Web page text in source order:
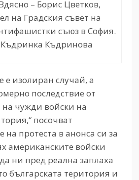
– Борис Цветков,
на Градския съвет на
съюз в София.
Къдринова
е изолиран случай, а
последствие от
чужди войски на
посочват
на протеста в анонса си за
американските войски
ни пред реална заплаха
българската територия и